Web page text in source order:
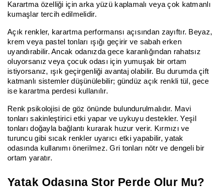
Karartma özelliği için arka yüzü kaplamalı veya çok katmanlı
kumaşlar tercih edilmelidir.
Açık renkler, karartma performansı açısından zayıftır. Beyaz,
krem veya pastel tonları ışığı geçirir ve sabah erken
uyandırabilir. Ancak odanızda gece karanlığından rahatsız
oluyorsanız veya çocuk odası için yumuşak bir ortam
istiyorsanız, ışık geçirgenliği avantaj olabilir. Bu durumda çift
katmanlı sistemler düşünülebilir; gündüz açık renkli tül, gece
ise karartma perdesi kullanılır.
Renk psikolojisi de göz önünde bulundurulmalıdır. Mavi
tonları sakinleştirici etki yapar ve uykuyu destekler. Yeşil
tonları doğayla bağlantı kurarak huzur verir. Kırmızı ve
turuncu gibi sıcak renkler uyarıcı etki yapabilir, yatak
odasında kullanımı önerilmez. Gri tonları nötr ve dengeli bir
ortam yaratır.
Yatak Odasına Stor Perde Olur Mu?